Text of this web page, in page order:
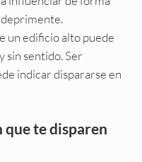
deprimente.
un edificio alto puede
sin sentido. Ser
indicar dispararse en
que te disparen